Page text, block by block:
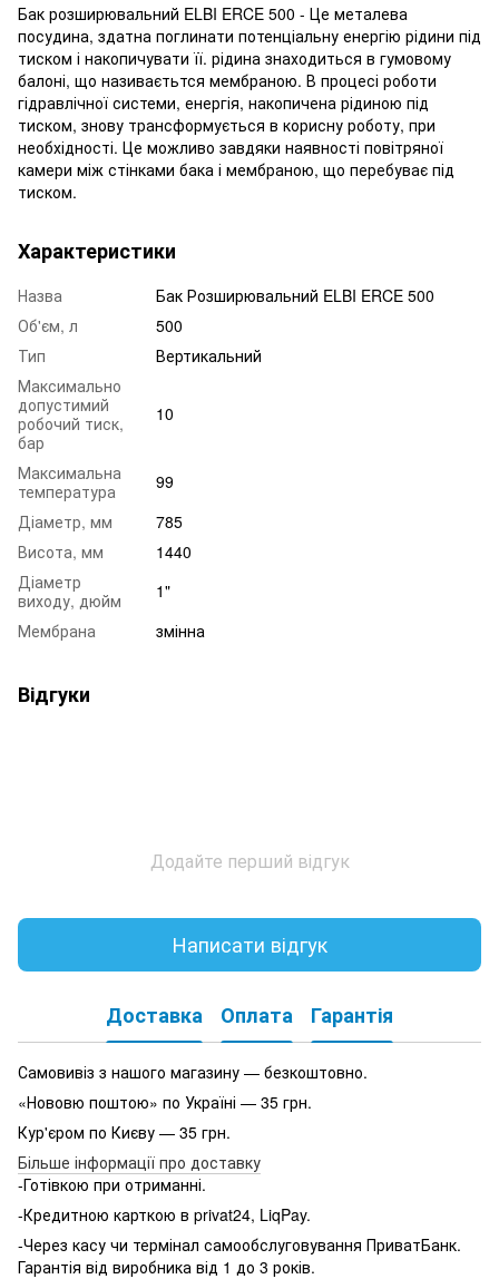
Бак розширювальний ELBI ERCE 500 - Це металева
посудина, здатна поглинати потенціальну енергію рідини під
тиском і накопичувати її. рідина знаходиться в гумовому
балоні, що називаєтьтся мембраною. В процесі роботи
гідравлічної системи, енергія, накопичена рідиною під
тиском, знову трансформується в корисну роботу, при
необхідності. Це можливо завдяки наявності повітряної
камери між стінками бака і мембраною, що перебуває під
тиском.
Характеристики
Назва
Бак Розширювальний ELBI ERCE 500
Об'єм, л
500
Тип
Вертикальний
Максимально
допустимий
робочий тиск,
бар
10
Максимальна
температура
99
Діаметр, мм
785
Висота, мм
1440
Діаметр
виходу, дюйм
1"
Мембрана
змінна
Відгуки
Додайте перший відгук
Написати відгук
Доставка Оплата Гарантія
Самовивіз з нашого магазину — безкоштовно.
«Нововю поштою» по Україні — 35 грн.
Кур'єром по Києву — 35 грн.
Більше інформації про доставку
-Готівкою при отриманні.
-Кредитною карткою в privat24, LiqPay.
-Через касу чи термінал самообслуговування ПриватБанк.
Гарантія від виробника від 1 до 3 років.